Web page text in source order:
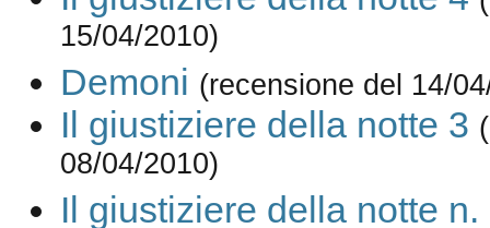
15/04/2010)
Demoni (recensione del 14/
Il giustiziere della notte 3
08/04/2010)
Il giustiziere della notte n.